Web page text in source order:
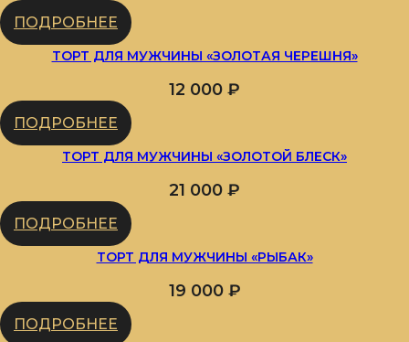
ПОДРОБНЕЕ
ТОРТ ДЛЯ МУЖЧИНЫ «ЗОЛОТАЯ ЧЕРЕШНЯ»
12 000 ₽
ПОДРОБНЕЕ
ТОРТ ДЛЯ МУЖЧИНЫ «ЗОЛОТОЙ БЛЕСК»
21 000 ₽
ПОДРОБНЕЕ
ТОРТ ДЛЯ МУЖЧИНЫ «РЫБАК»
19 000 ₽
ПОДРОБНЕЕ